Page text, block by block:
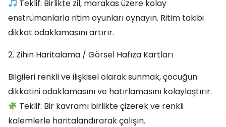
Teklif: Birlikte zil, marakas üzere kolay
enstrümanlarla ritim oyunları oynayın. Ritim takibi
dikkat odaklamasını artırır.
2. Zihin Haritalama / Görsel Hafıza Kartları
Bilgileri renkli ve ilişkisel olarak sunmak, çocuğun
dikkatini odaklamasını ve hatırlamasını kolaylaştırır.
Teklif: Bir kavramı birlikte çizerek ve renkli
kalemlerle haritalandırarak çalışın.